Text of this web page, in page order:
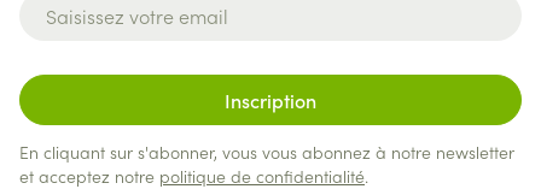
Inscription
En cliquant sur s'abonner, vous vous abonnez à notre newsletter
et acceptez notre politique de confidentialité.